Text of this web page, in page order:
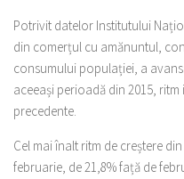
Potrivit datelor Institutului
din comerțul cu amănuntul,
consumului populației, a
aceeași perioadă din 2015,
precedente.
Cel mai înalt ritm de creștere
februarie, de 21,8% față de